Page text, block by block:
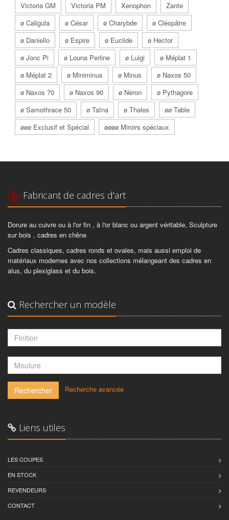
Victoria GM
Victoria PM Xenophon
Zante
ø Caligula
ø César ø Charybde
ø Cléopâtre
ø Daniello
ø Espire ø Euclide
ø Hector
ø Jonc Pi
ø Louna Perline ø Luigi
ø Méplat 1
ø Méplat 2
ø Miniminus ø Minus
ø Naxos 50
ø Naxos 70
ø Naxos 90 ø Néron
ø Pythagore
ø Samothrace 50
ø Taïna ø Thales
øø Table
øøø Exclusif et Spécial
øøøø Miroirs spéciaux
Fabricant de cadres d'art
Dorure au cuivre ou à l'or fin , à l'or blanc ou argent véritable, Sculpture
sur bois , cadres en chêne
Cadres classiques, cadres ronds et ovales, mais aussi emploi de
matériaux modernes avec nos collections mélangeant des cadres en
alus, du plexiglass et du bois.
Rechercher un modèle
Rechercher Recherche avancée
Liens utiles
LES COUPES
EN STOCK
REVENDEURS
CONTACT